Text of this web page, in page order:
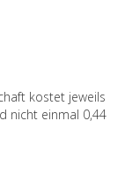
kostet jeweils
nicht einmal 0,44